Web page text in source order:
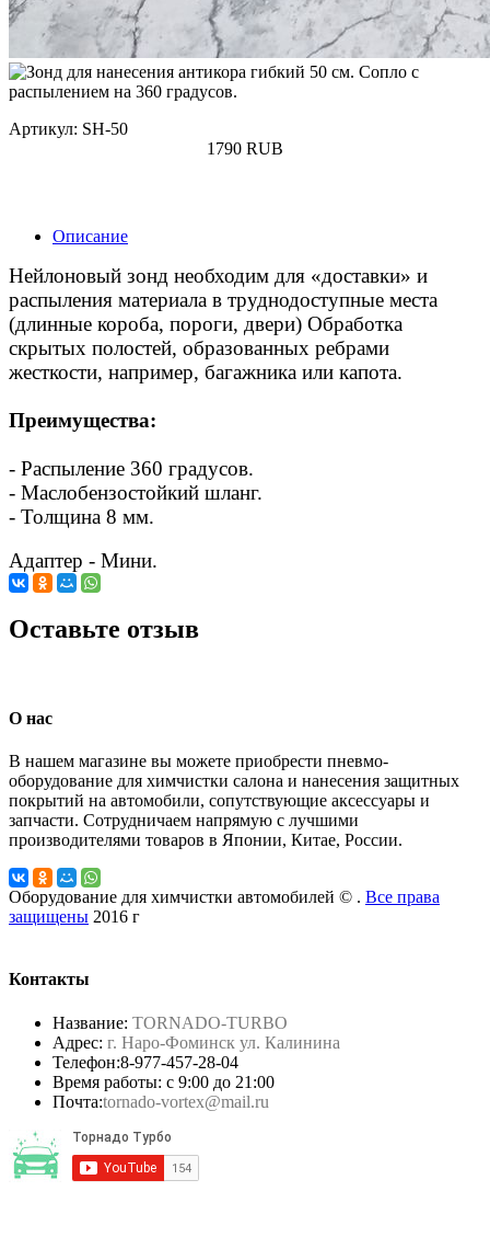
Артикул: SH-50
1790 RUB
Описание
Нейлоновый зонд необходим для «доставки» и
распыления материала в труднодоступные места
(длинные короба, пороги, двери) Обработка
скрытых полостей, образованных ребрами
жесткости, например, багажника или капота.
Преимущества:
- Распыление 360 градусов.
- Маслобензостойкий шланг.
- Толщина 8 мм.
Адаптер - Мини.
Оставьте отзыв
О нас
В нашем магазине вы можете приобрести пневмо-
оборудование для химчистки салона и нанесения защитных
покрытий на автомобили, сопутствующие аксессуары и
запчасти. Сотрудничаем напрямую с лучшими
производителями товаров в Японии, Китае, России.
Оборудование для химчистки автомобилей © . Все права
защищены 2016 г
Контакты
Название: TORNADO-TURBO
Адрес: г. Наро-Фоминск ул. Калинина
Телефон:8-977-457-28-04
Время работы: с 9:00 до 21:00
Почта:tornado-vortex@mail.ru